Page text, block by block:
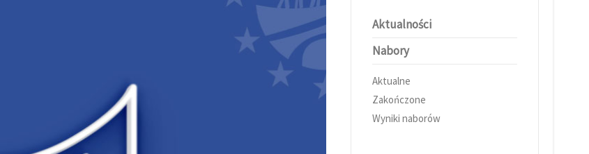
Aktualności
Nabory
Aktualne
Zakończone
Wyniki naborów